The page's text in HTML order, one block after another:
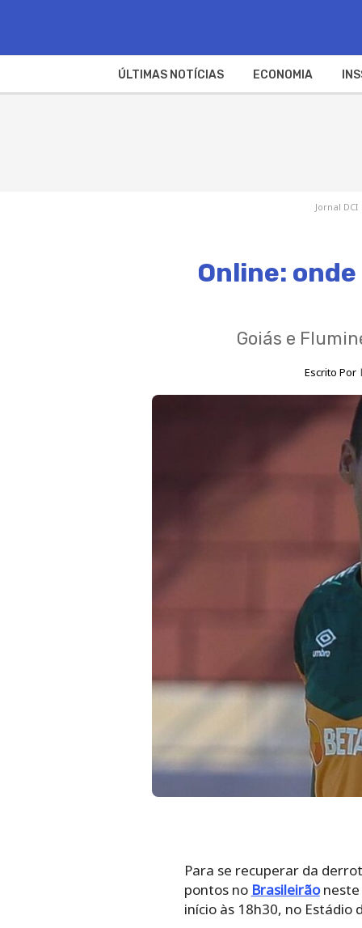
ÚLTIMAS NOTÍCIAS ECONOMIA
Jornal DCI
Online:
Goiás e
Escrito Por
Para se recuperar da
pontos no Brasileirãoneste
início às 18h30, no Estádio